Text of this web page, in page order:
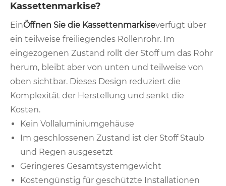
Kassettenmarkise?
EinÖffnen Sie die Kassettenmarkiseverfügt über
ein teilweise freiliegendes Rollenrohr. Im
eingezogenen Zustand rollt der Stoff um das Rohr
herum, bleibt aber von unten und teilweise von
oben sichtbar. Dieses Design reduziert die
Komplexität der Herstellung und senkt die
Kosten.
Kein Vollaluminiumgehäuse
Im geschlossenen Zustand ist der Stoff Staub
und Regen ausgesetzt
Geringeres Gesamtsystemgewicht
Kostengünstig für geschützte Installationen